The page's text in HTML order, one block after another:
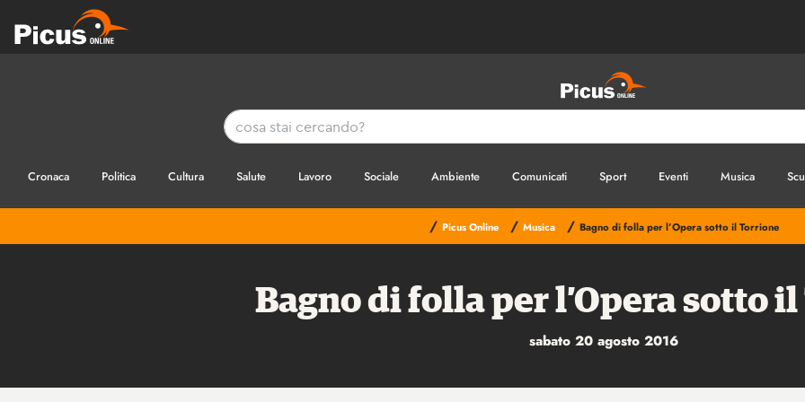
Cronaca Politica Cultura Salute Lavoro Sociale Ambiente Comunicati Sport Eventi Musica
/ Picus Online / Musica / Bagno di folla per l’Opera sotto il Torrione
Bagno di folla per l’Opera sotto
sabato 20 agosto 2016